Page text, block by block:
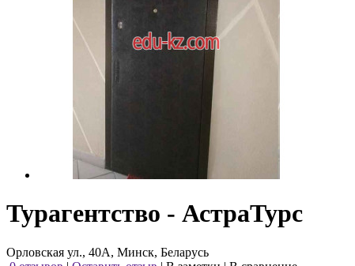
Турагентство - АстраТурс
Орловская ул., 40А, Минск, Беларусь